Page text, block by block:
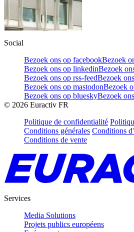
Social
Bezoek ons op facebookBezoek
Bezoek ons op linkedinBezoek
Bezoek ons op rss-feedBezoek
Bezoek ons op mastodonBezoek
Bezoek ons op blueskyBezoek
© 2026 Euractiv FR
Politique de confidentialité
Conditions générales Conditions
Conditions de vente
Services
Media Solutions
Projets publics européens